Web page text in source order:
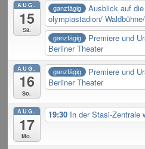
AUG.
15
Sa.
ganztägig Ausblick auf
olympiastadion/
ganztägig Premiere und
Berliner Theater
AUG.
16
So.
ganztägig Premiere und
Berliner Theater
AUG.
17
Mo.
19:30 In der Stasi-Zentrale